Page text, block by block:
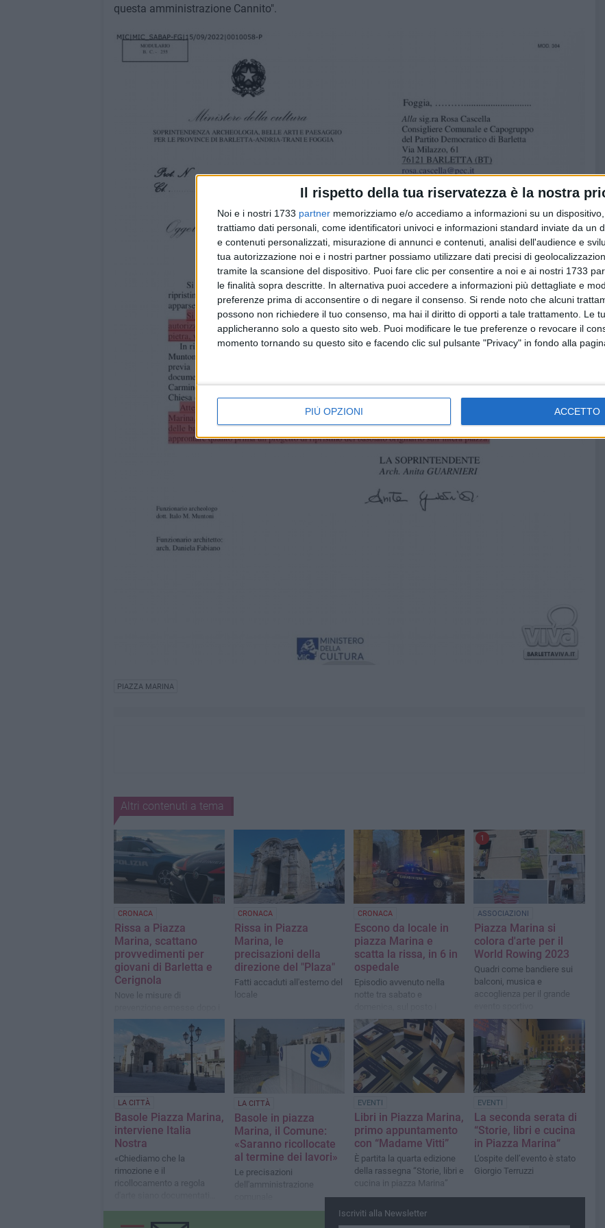
Il rispetto della tua riservatezza è la nostra
Noi e i nostri 1733 partner memorizziamo e/o accediamo a informazioni su un
trattiamo dati personali, come identificatori univoci e informazioni standard inviate da un
e contenuti personalizzati, misurazione di annunci e contenuti, analisi dell'audience e
tua autorizzazione noi e i nostri partner possiamo utilizzare dati precisi di
tramite la scansione del dispositivo. Puoi fare clic per consentire a noi e ai nostri 1733
le finalità sopra descritte. In alternativa puoi accedere a informazioni più dettagliate e
preferenze prima di acconsentire o di negare il consenso. Si rende noto che alcuni
possono non richiedere il tuo consenso, ma hai il diritto di opporti a tale trattamento. Le
applicheranno solo a questo sito web. Puoi modificare le tue preferenze o revocare il
momento tornando su questo sito e facendo clic sul pulsante "Privacy" in fondo alla
PIÙ OPZIONI ACCETTO
questa amministrazione Cannito".
PIAZZA MARINA
Altri contenuti a tema
CRONACA
Rissa a Piazza
Marina, scattano
provvedimenti per
giovani di Barletta e
Cerignola
Nove le misure di
noti fatti di marzo 2025
CRONACA
Rissa in Piazza
Marina, le
precisazioni della
direzione del "Plaza"
Fatti accaduti all'esterno del
locale
CRONACA
Escono da locale in
piazza Marina e
scatta la rissa, in 6 in
ospedale
Episodio avvenuto nella
notte tra sabato e
carabinieri
1
ASSOCIAZIONI
Piazza Marina si
colora d'arte per il
World Rowing 2023
Quadri come bandiere sui
balconi, musica e
accoglienza per il grande
LA CITTÀ
Basole Piazza Marina,
interviene Italia
Nostra
«Chiediamo che la
rimozione e il
ricollocamento a regola
LA CITTÀ
Basole in piazza
Marina, il Comune:
«Saranno ricollocate
al termine dei lavori»
Le precisazioni
dell'amministrazione
EVENTI
Libri in Piazza Marina,
primo appuntamento
con “Madame Vitti”
È partita la quarta edizione
della rassegna “Storie, libri e
cucina in piazza Marina”
EVENTI
La seconda serata di
“Storie, libri e cucina
in Piazza Marina“
L’ospite dell’evento è stato
Giorgio Terruzzi
Iscriviti alla Newsletter